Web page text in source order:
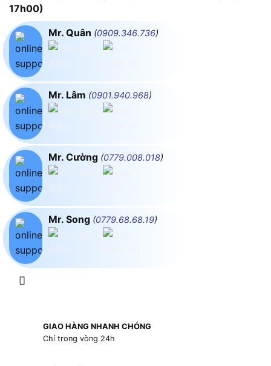
17h00)
Mr. Quân (0909.346.736)
Mr. Lâm (0901.940.968)
Mr. Cường (0779.008.018)
Mr. Song (0779.68.68.19)
GIAO HÀNG NHANH CHÓNG
Chỉ trong vòng 24h